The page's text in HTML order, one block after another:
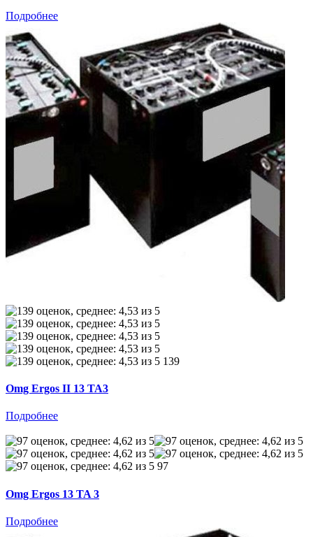
Подробнее
139
Omg Ergos II 13 TA3
Подробнее
97
Omg Ergos 13 TA 3
Подробнее